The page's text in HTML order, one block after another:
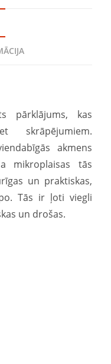
pārklājums, kas
skrāpējumiem.
akmens
mikroplaisas tās
un praktiskas,
Tās ir ļoti viegli
un drošas.